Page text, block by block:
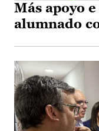
Más apoyo
alumnado